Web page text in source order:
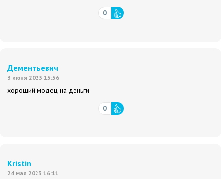
0
Дементьевич
3 июня 2023 15:56
хороший модец на деньги
0
Kristin
24 мая 2023 16:11